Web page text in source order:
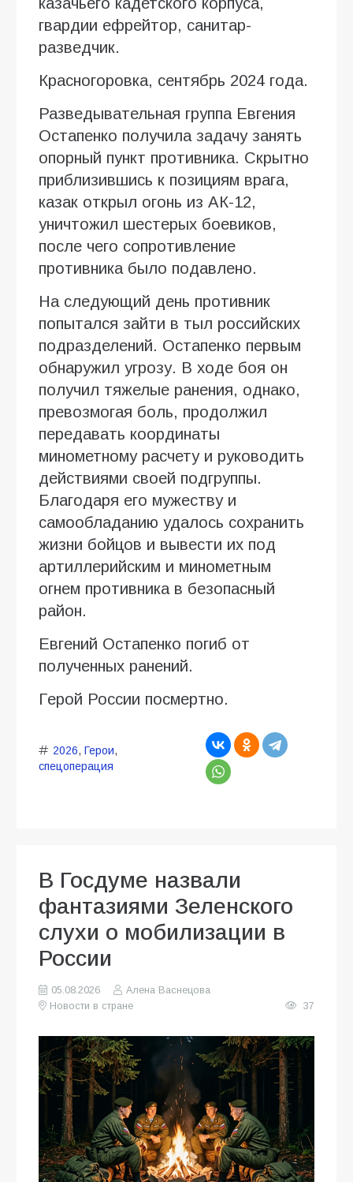
гвардии ефрейтор, санитар-
разведчик.
Красногоровка, сентябрь 2024 года.
Разведывательная группа Евгения
Остапенко получила задачу занять
опорный пункт противника. Скрытно
приблизившись к позициям врага,
казак открыл огонь из АК-12,
уничтожил шестерых боевиков,
после чего сопротивление
противника было подавлено.
На следующий день противник
попытался зайти в тыл российских
подразделений. Остапенко первым
обнаружил угрозу. В ходе боя он
получил тяжелые ранения, однако,
превозмогая боль, продолжил
передавать координаты
минометному расчету и руководить
действиями своей подгруппы.
Благодаря его мужеству и
самообладанию удалось сохранить
жизни бойцов и вывести их под
артиллерийским и минометным
огнем противника в безопасный
район.
Евгений Остапенко погиб от
полученных ранений.
Герой России посмертно.
2026, Герои,
спецоперация
В Госдуме назвали
фантазиями Зеленского
слухи о мобилизации в
России
05.08.2026
Алена Васнецова
Новости в стране
37